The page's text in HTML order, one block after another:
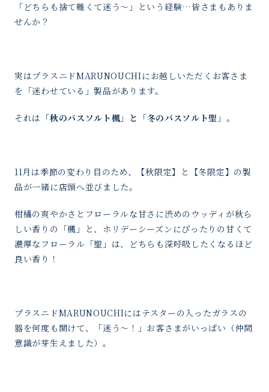
「どちらも捨て難くて迷う〜」という経験…皆さまもありま
せんか？
実はプラスニドMARUNOUCHIにお越しいただくお客さま
を「迷わせている」製品があります。
それは 「秋のバスソルト楓」と「冬のバスソルト聖」。
11月は季節の変わり目のため、【秋限定】と【冬限定】の製
品が一緒に店頭へ並びました。
柑橘の爽やかさとフローラルな甘さに渋めのウッディが秋ら
しい香りの「楓」と、ホリデーシーズンにぴったりの甘くて
濃厚なフローラル「聖」は、どちらも深呼吸したくなるほど
良い香り！
プラスニドMARUNOUCHIにはテスターの入ったガラスの
器を何度も開けて、「迷う〜！」お客さまがいっぱい（仲間
意識が芽生えました）。